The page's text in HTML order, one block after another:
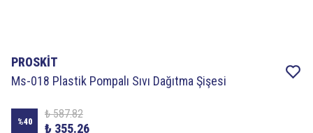
PROSKİT
Ms-018 Plastik Pompalı Sıvı Dağıtma Şişesi
%40
₺ 587.82
₺ 355.26